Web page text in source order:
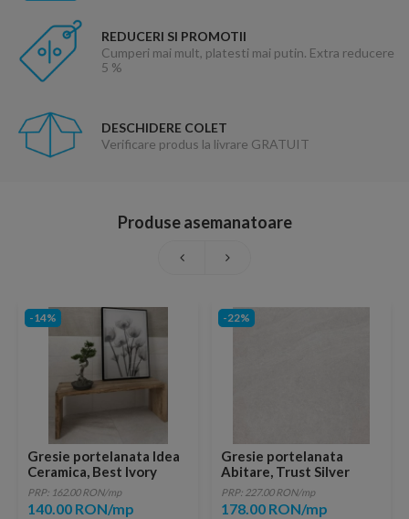
REDUCERI SI PROMOTII
Cumperi mai mult, platesti mai putin. Extra reducere
5 %
DESCHIDERE COLET
Verificare produs la livrare GRATUIT
Produse asemanatoare
-14%
Gresie portelanata Idea
Ceramica, Best Ivory
60X25 cm
PRP: 162.00 RON/mp
140.00 RON/mp
-22%
Gresie portelanata
Abitare, Trust Silver
60,4x60,4 cm
PRP: 227.00 RON/mp
178.00 RON/mp